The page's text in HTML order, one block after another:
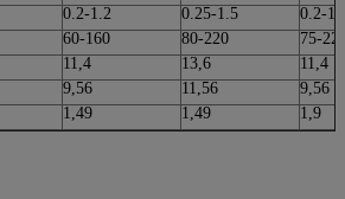
0.2-1.2 0.25-1.5
0.2-
60-160 80-220
75-
11,4 13,6
11,4
9,56 11,56
9,56
1,49 1,49 1,9